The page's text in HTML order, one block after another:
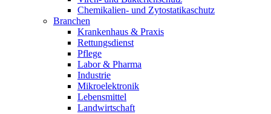
Chemikalien- und Zytostatikaschutz
Branchen
Krankenhaus & Praxis
Rettungsdienst
Pflege
Labor & Pharma
Industrie
Mikroelektronik
Lebensmittel
Landwirtschaft